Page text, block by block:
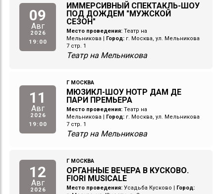
09
Авг
2026
19:00
ИММЕРСИВНЫЙ СПЕКТАКЛЬ-ШОУ
ПОД ДОЖДЕМ "МУЖСКОЙ
СЕЗОН"
Место проведения: Театр на
Мельникова | Город: г. Москва, ул. Мельникова
7 стр. 1
Театр на Мельникова
11
Авг
2026
19:00
Г МОСКВА
МЮЗИКЛ-ШОУ НОТР ДАМ ДЕ
ПАРИ ПРЕМЬЕРА
Место проведения: Театр на
Мельникова | Город: г. Москва, ул. Мельникова
7 стр. 1
Театр на Мельникова
12
Авг
2026
Г МОСКВА
ОРГАННЫЕ ВЕЧЕРА В КУСКОВО.
FIORI MUSICALE
Место проведения: Усадьба Кусково | Город: